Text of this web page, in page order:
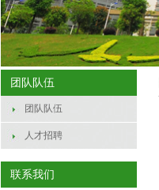
团队队伍
团队队伍
人才招聘
联系我们